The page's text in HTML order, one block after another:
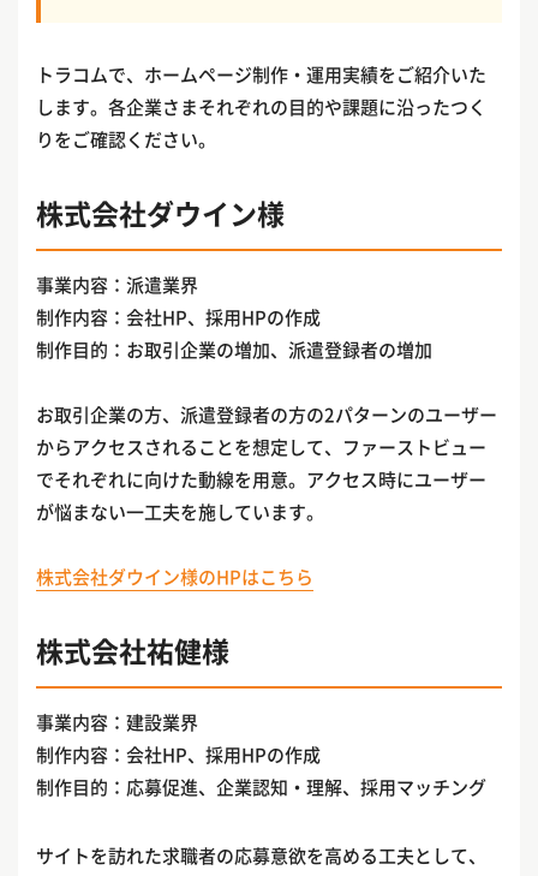
トラコムで、ホームページ制作・運用実績をご紹介いた
します。各企業さまそれぞれの目的や課題に沿ったつく
りをご確認ください。
株式会社ダウイン様
事業内容：派遣業界
制作内容：会社HP、採用HPの作成
制作目的：お取引企業の増加、派遣登録者の増加
お取引企業の方、派遣登録者の方の2パターンのユーザー
からアクセスされることを想定して、ファーストビュー
でそれぞれに向けた動線を用意。アクセス時にユーザー
が悩まない一工夫を施しています。
株式会社ダウイン様のHPはこちら
株式会社祐健様
事業内容：建設業界
制作内容：会社HP、採用HPの作成
制作目的：応募促進、企業認知・理解、採用マッチング
サイトを訪れた求職者の応募意欲を高める工夫として、